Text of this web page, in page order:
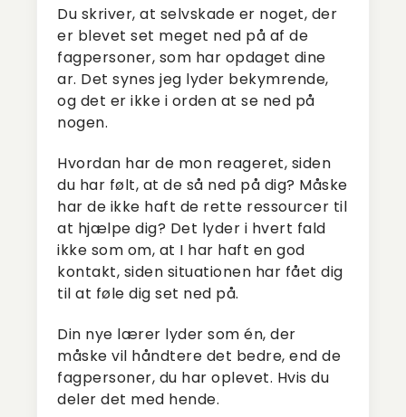
Du skriver, at selvskade er noget, der
er blevet set meget ned på af de
fagpersoner, som har opdaget dine
ar. Det synes jeg lyder bekymrende,
og det er ikke i orden at se ned på
nogen.
Hvordan har de mon reageret, siden
du har følt, at de så ned på dig? Måske
har de ikke haft de rette ressourcer til
at hjælpe dig? Det lyder i hvert fald
ikke som om, at I har haft en god
kontakt, siden situationen har fået dig
til at føle dig set ned på.
Din nye lærer lyder som én, der
måske vil håndtere det bedre, end de
fagpersoner, du har oplevet. Hvis du
deler det med hende.